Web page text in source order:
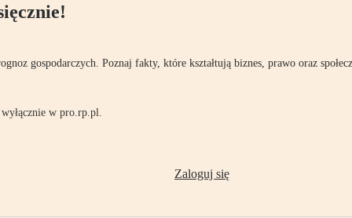
gospodarczych. Poznaj fakty, które kształtują biznes, prawo oraz
w pro.rp.pl.
Zaloguj się